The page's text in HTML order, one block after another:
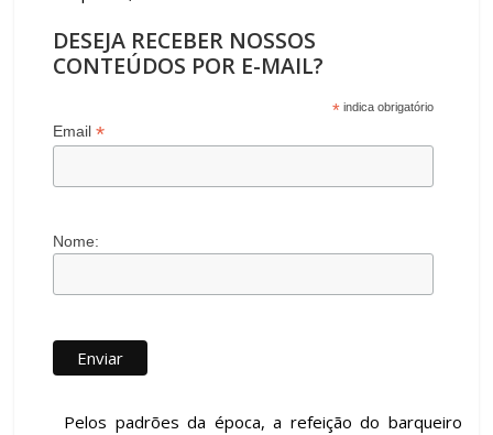
DESEJA RECEBER NOSSOS
CONTEÚDOS POR E-MAIL?
* indica obrigatório
Email*
Nome:
Pelos padrões da época, a refeição do barqueiro